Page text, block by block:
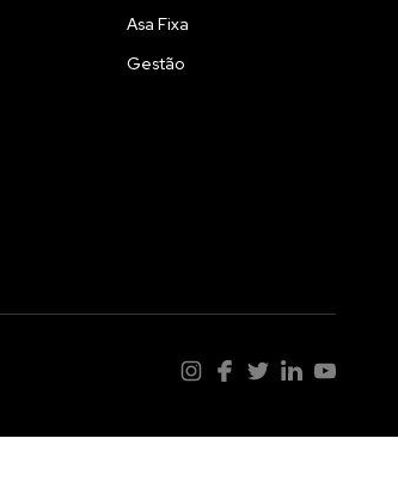
Asa Fixa
Gestão